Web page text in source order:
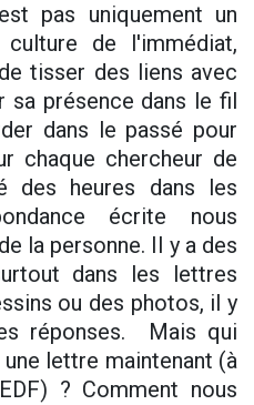
pas uniquement un
de l'immédiat,
tisser des liens avec
sa présence dans le fil
dans le passé pour
chaque chercheur de
des heures dans les
écrite nous
la personne. Il y a des
dans les lettres
ou des photos, il y
réponses. Mais qui
lettre maintenant (à
? Comment nous